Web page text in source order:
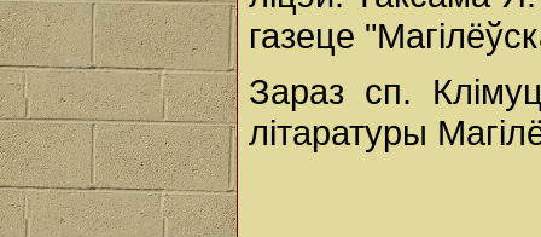
газеце
Зараз сп.
літаратуры